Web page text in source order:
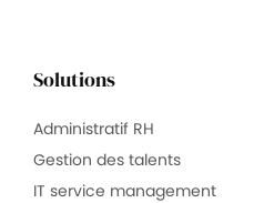
Solutions
Administratif RH
Gestion des talents
IT service management